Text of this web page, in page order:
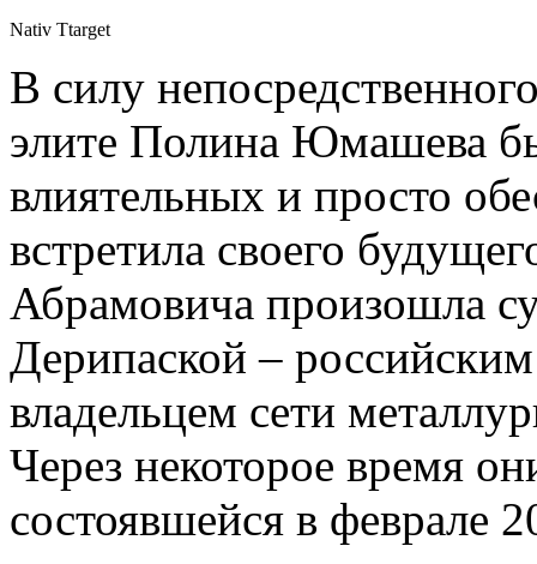
Nativ Ttarget
В силу
элите Полина Юмашева
влиятельных и просто
встретила своего
Абрамовича произошла
Дерипаской –
владельцем сети
Через некоторое время
состоявшейся в феврале